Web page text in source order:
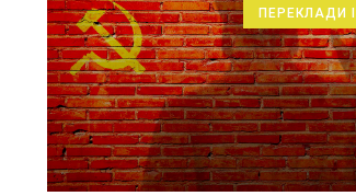
ПЕРЕКЛАДИ